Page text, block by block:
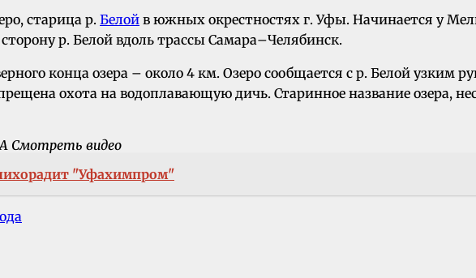
старица р. Белой в южных окрестностях г. Уфы. Начинается у
р. Белой вдоль трассы Самара–Челябинск.
конца озера – около 4 км. Озеро сообщается с р. Белой узким
охота на водоплавающую дичь. Старинное название озера,
Смотреть видео
"Уфахимпром"